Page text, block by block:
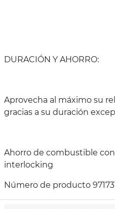
DURACIÓN Y AHORRO:
Aprovecha al máximo su
gracias a su duración
Ahorro de combustible
interlocking
Número de producto